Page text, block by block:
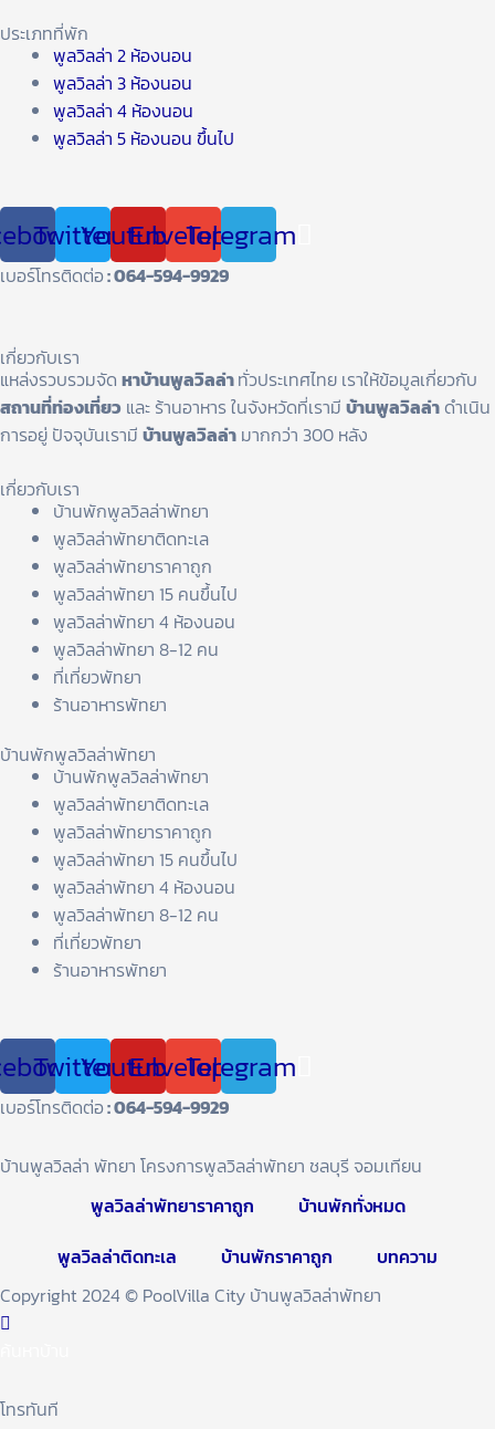
ประเภทที่พัก
พูลวิลล่า 2 ห้องนอน
พูลวิลล่า 3 ห้องนอน
พูลวิลล่า 4 ห้องนอน
พูลวิลล่า 5 ห้องนอน ขึ้นไป
TwitterYoutubeEnvelopeTelegram
เบอร์โทรติดต่อ: 064-594-9929
เกี่ยวกับเรา
แหล่งรวบรวมจัด หาบ้านพูลวิลล่าทั่วประเทศไทย เราให้ข้อมูลเกี่ยวกับ
สถานที่ท่องเที่ยว และ ร้านอาหาร ในจังหวัดที่เรามี บ้านพูลวิลล่าดำเนิน
การอยู่ ปัจจุบันเรามี บ้านพูลวิลล่า มากกว่า 300 หลัง
เกี่ยวกับเรา
บ้านพักพูลวิลล่าพัทยา
พูลวิลล่าพัทยาติดทะเล
พูลวิลล่าพัทยาราคาถูก
พูลวิลล่าพัทยา 15 คนขึ้นไป
พูลวิลล่าพัทยา 4 ห้องนอน
พูลวิลล่าพัทยา 8-12 คน
ที่เที่ยวพัทยา
ร้านอาหารพัทยา
บ้านพักพูลวิลล่าพัทยา
บ้านพักพูลวิลล่าพัทยา
พูลวิลล่าพัทยาติดทะเล
พูลวิลล่าพัทยาราคาถูก
พูลวิลล่าพัทยา 15 คนขึ้นไป
พูลวิลล่าพัทยา 4 ห้องนอน
พูลวิลล่าพัทยา 8-12 คน
ที่เที่ยวพัทยา
ร้านอาหารพัทยา
TwitterYoutubeEnvelopeTelegram
เบอร์โทรติดต่อ: 064-594-9929
บ้านพูลวิลล่า พัทยา โครงการพูลวิลล่าพัทยา ชลบุรี จอมเทียน
พูลวิลล่าพัทยาราคาถูก
บ้านพักทั่งหมด
พูลวิลล่าติดทะเล
บ้านพักราคาถูก
บทความ
Copyright 2024 © PoolVilla City บ้านพูลวิลล่าพัทยา
โทรทันที